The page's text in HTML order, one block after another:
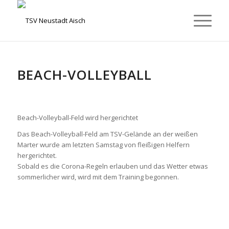
BEACH-VOLLEYBALL
Beach-Volleyball-Feld wird hergerichtet
Das Beach-Volleyball-Feld am TSV-Gelände an der weißen
Marter wurde am letzten Samstag von fleißigen Helfern
hergerichtet.
Sobald es die Corona-Regeln erlauben und das Wetter etwas
sommerlicher wird, wird mit dem Training begonnen.